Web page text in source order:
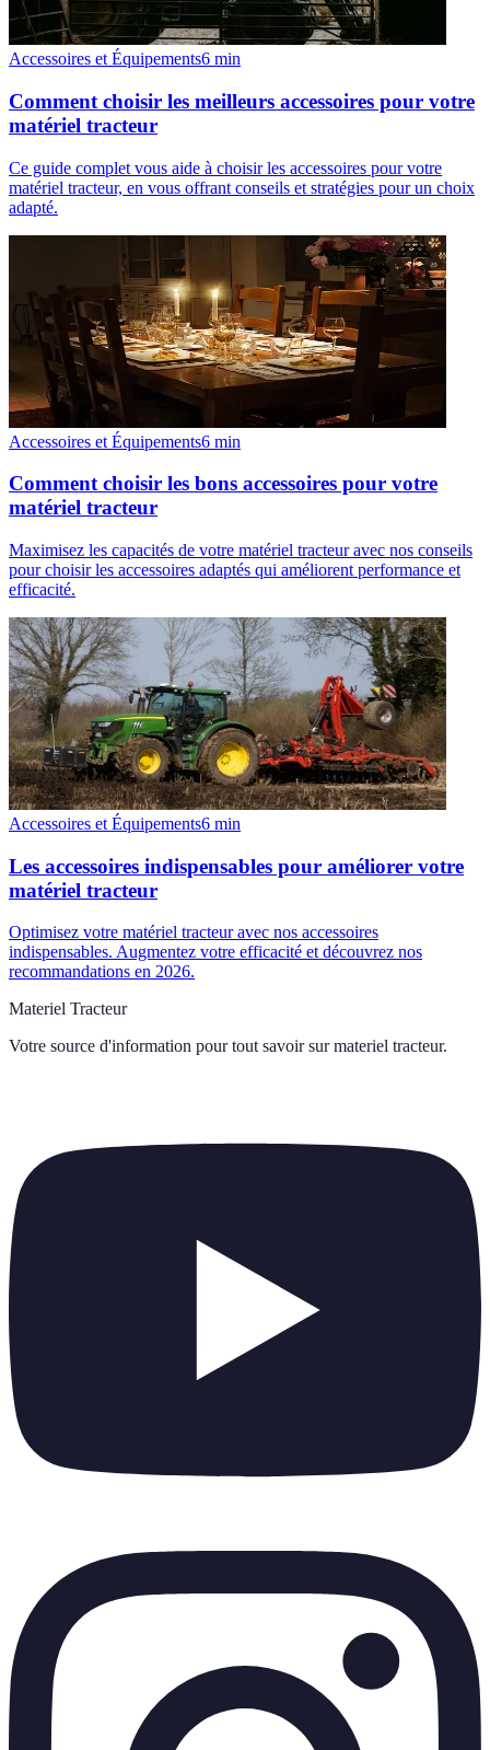
Accessoires et Équipements6 min
Comment choisir les meilleurs accessoires pour votre
matériel tracteur
Ce guide complet vous aide à choisir les accessoires pour votre
matériel tracteur, en vous offrant conseils et stratégies pour un choix
adapté.
Accessoires et Équipements6 min
Comment choisir les bons accessoires pour votre
matériel tracteur
Maximisez les capacités de votre matériel tracteur avec nos conseils
pour choisir les accessoires adaptés qui améliorent performance et
efficacité.
Accessoires et Équipements6 min
Les accessoires indispensables pour améliorer votre
matériel tracteur
Optimisez votre matériel tracteur avec nos accessoires
indispensables. Augmentez votre efficacité et découvrez nos
recommandations en 2026.
Materiel Tracteur
Votre source d'information pour tout savoir sur materiel tracteur.